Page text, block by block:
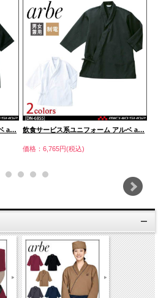
a… 飲食サービス系ユニフォーム アルベ a…
価格：6,765円(税込)